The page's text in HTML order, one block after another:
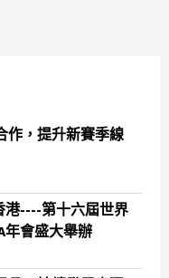
作，提升新賽季線
港----第十六屆世界
年會盛大舉辦